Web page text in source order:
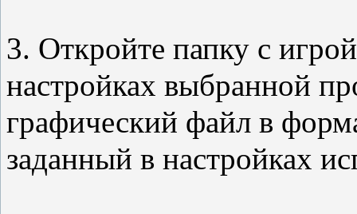
3. Откройте папку с
настройках выбранной
графический файл в
заданный в настройках